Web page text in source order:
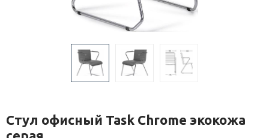
Стул офисный Task Chrome экокожа